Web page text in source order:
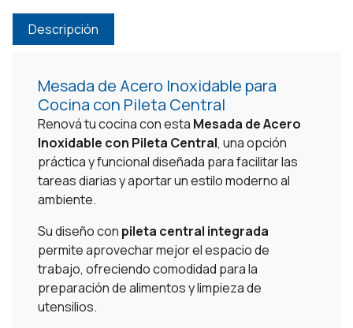
Descripción
Mesada de Acero Inoxidable para
Cocina con Pileta Central
Renová tu cocina con esta Mesada de Acero
Inoxidable con Pileta Central, una opción
práctica y funcional diseñada para facilitar las
tareas diarias y aportar un estilo moderno al
ambiente.
Su diseño con pileta central integrada
permite aprovechar mejor el espacio de
trabajo, ofreciendo comodidad para la
preparación de alimentos y limpieza de
utensilios.